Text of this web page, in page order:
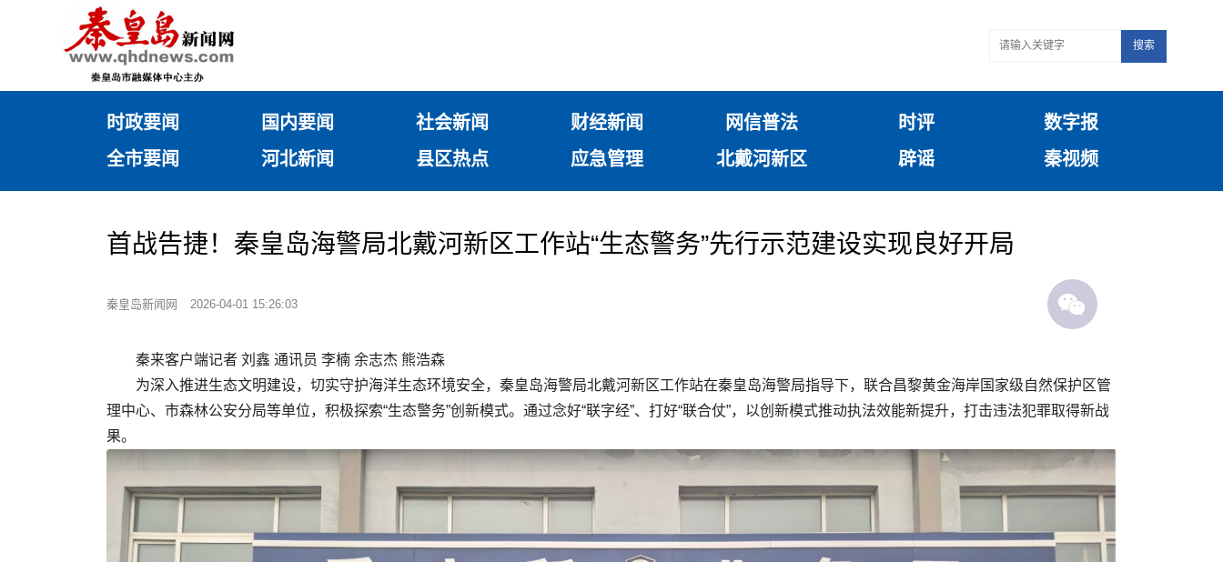
搜索
时政要闻 国内要闻 社会新闻 财经新闻 网信普法 时评
数字报
全市要闻
河北新闻 县区热点 应急管理 北戴河新区 辟谣 秦视频
首战告捷！秦皇岛海警局北戴河新区工作站“生态警务”先行示范建设实现良好开局
秦皇岛新闻网 2026-04-01 15:26:03
秦来客户端记者 刘鑫 通讯员 李楠 余志杰 熊浩森
为深入推进生态文明建设，切实守护海洋生态环境安全，秦皇岛海警局北戴河新区工作站在秦皇岛海警局指导下，联合昌黎黄金海岸国家级自然保护区管
理中心、市森林公安分局等单位，积极探索“生态警务”创新模式。通过念好“联字经”、打好“联合仗”，以创新模式推动执法效能新提升，打击违法犯罪取得新战
果。